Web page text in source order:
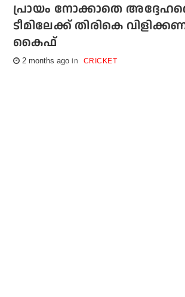
പ്രായം നോക്കാതെ
ടീമിലേക്ക് തിരികെ
കൈഫ്
2 months ago CRICKET